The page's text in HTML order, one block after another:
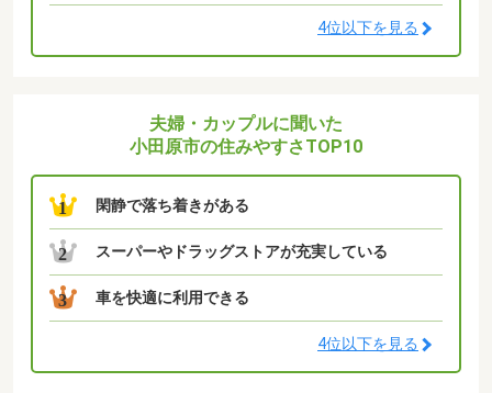
4位以下を見る
夫婦・カップルに聞いた
小田原市の住みやすさTOP10
1 閑静で落ち着きがある
2 スーパーやドラッグストアが充実している
3 車を快適に利用できる
4位以下を見る